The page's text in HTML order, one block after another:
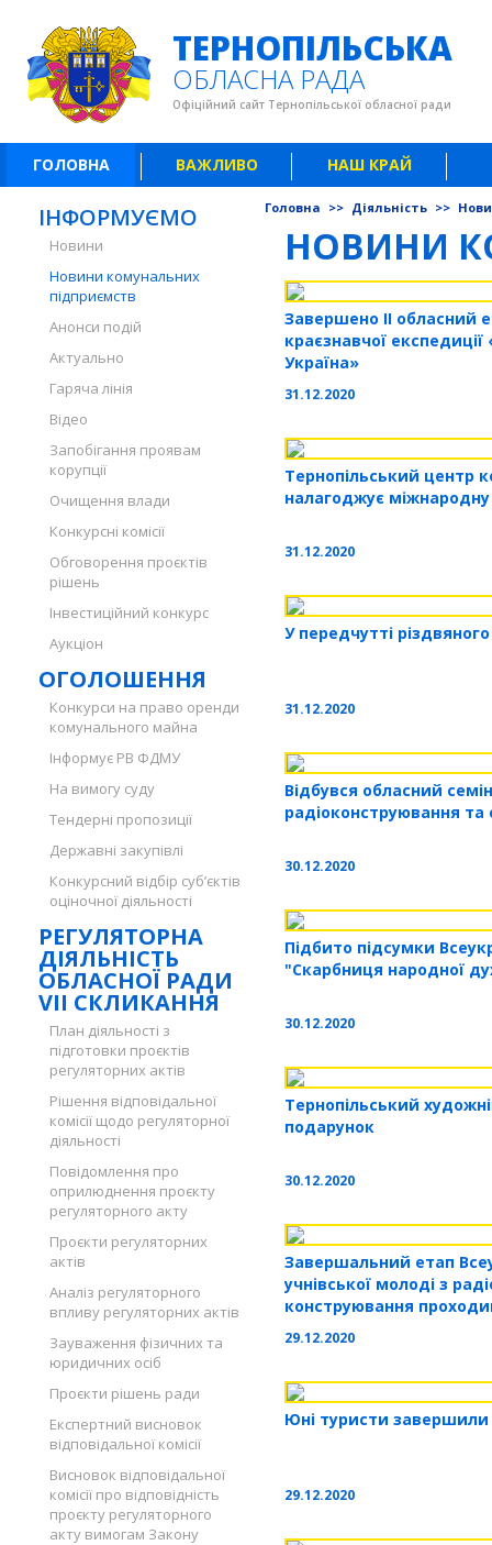
ТЕРНОПІЛЬСЬКА
ОБЛАСНА РАДА
Офіційний сайт Тернопільської обласної ради
ГОЛОВНА ВАЖЛИВО НАШ КРАЙ
ІНФОРМУЄМО
Новини
Новини комунальних
підприємств
Анонси подій
Актуально
Гаряча лінія
Відео
Запобігання проявам
корупції
Очищення влади
Конкурсні комісії
Обговорення проєктів
рішень
Інвестиційний конкурс
Аукціон
ОГОЛОШЕННЯ
Конкурси на право оренди
комунального майна
Інформує РВ ФДМУ
На вимогу суду
Тендерні пропозиції
Державні закупівлі
Конкурсний відбір суб’єктів
оціночної діяльності
РЕГУЛЯТОРНА
ДІЯЛЬНІСТЬ
ОБЛАСНОЇ РАДИ
VII СКЛИКАННЯ
План діяльності з
підготовки проєктів
регуляторних актів
Рішення відповідальної
комісії щодо регуляторної
діяльності
Повідомлення про
оприлюднення проєкту
регуляторного акту
Проєкти регуляторних
актів
Аналіз регуляторного
впливу регуляторних актів
Зауваження фізичних та
юридичних осіб
Проєкти рішень ради
Експертний висновок
відповідальної комісії
Висновок відповідальної
комісії про відповідність
проєкту регуляторного
акту вимогам Закону
Головна >> Діяльність >>
НОВИНИ
Завершено ІІ обласний
краєзнавчої
Україна»
31.12.2020
Тернопільський центр
налагоджує
31.12.2020
У передчутті
31.12.2020
Відбувся обласний
радіоконструювання та
30.12.2020
Підбито підсумки
"Скарбниця народної
30.12.2020
Тернопільський
подарунок
30.12.2020
Завершальний етап
учнівської молоді з
конструювання
29.12.2020
Юні туристи
29.12.2020